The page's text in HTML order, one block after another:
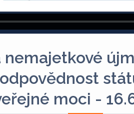
moci -